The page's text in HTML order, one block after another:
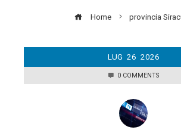
Home provincia
LUG 26 2026
0 COMMENTS